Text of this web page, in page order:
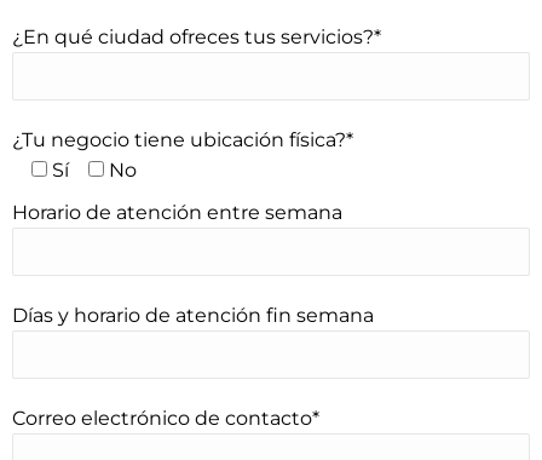
¿En qué ciudad ofreces tus servicios?*
¿Tu negocio tiene ubicación física?*
Sí
No
Horario de atención entre semana
Días y horario de atención fin semana
Correo electrónico de contacto*